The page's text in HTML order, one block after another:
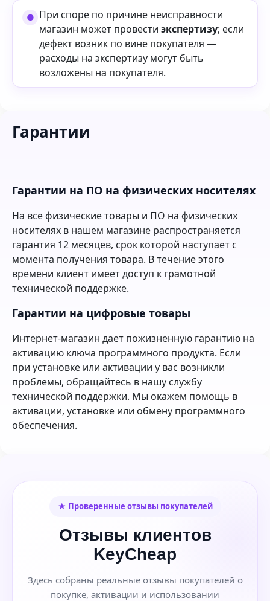
При споре по причине неисправности
магазин может провести экспертизу; если
дефект возник по вине покупателя —
расходы на экспертизу могут быть
возложены на покупателя.
Гарантии
Гарантии на ПО на физических носителях
На все физические товары и ПО на физических
носителях в нашем магазине распространяется
гарантия 12 месяцев, срок которой наступает с
момента получения товара. В течение этого
времени клиент имеет доступ к грамотной
технической поддержке.
Гарантии на цифровые товары
Интернет-магазин дает пожизненную гарантию на
активацию ключа программного продукта. Если
при установке или активации у вас возникли
проблемы, обращайтесь в нашу службу
технической поддержки. Мы окажем помощь в
активации, установке или обмену программного
обеспечения.
★ Проверенные отзывы покупателей
Отзывы клиентов
KeyCheap
Здесь собраны реальные отзывы покупателей о
покупке, активации и использовании